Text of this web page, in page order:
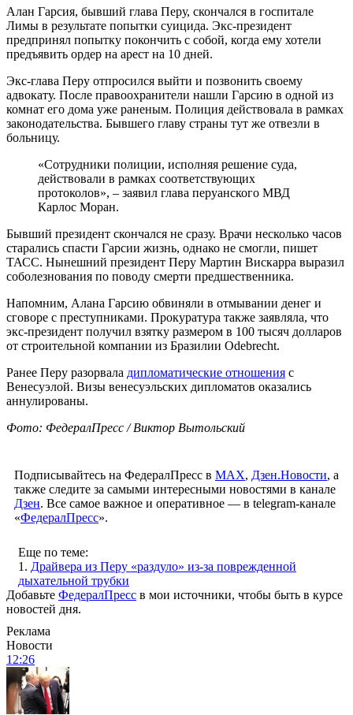
Алан Гарсия, бывший глава Перу, скончался в госпитале
Лимы в результате попытки суицида. Экс-президент
предпринял попытку покончить с собой, когда ему хотели
предъявить ордер на арест на 10 дней.
Экс-глава Перу отпросился выйти и позвонить своему
адвокату. После правоохранители нашли Гарсию в одной из
комнат его дома уже раненым. Полиция действовала в рамках
законодательства. Бывшего главу страны тут же отвезли в
больницу.
«Сотрудники полиции, исполняя решение суда,
действовали в рамках соответствующих
протоколов», – заявил глава перуанского МВД
Карлос Моран.
Бывший президент скончался не сразу. Врачи несколько часов
старались спасти Гарсии жизнь, однако не смогли, пишет
ТАСС. Нынешний президент Перу Мартин Вискарра выразил
соболезнования по поводу смерти предшественника.
Напомним, Алана Гарсию обвиняли в отмывании денег и
сговоре с преступниками. Прокуратура также заявляла, что
экс-президент получил взятку размером в 100 тысяч долларов
от строительной компании из Бразилии Odebrecht.
Ранее Перу разорвала дипломатические отношения с
Венесуэлой. Визы венесуэльских дипломатов оказались
аннулированы.
Фото: ФедералПресс / Виктор Вытольский
Подписывайтесь на ФедералПресс в МАХ, Дзен.Новости, а
также следите за самыми интересными новостями в канале
Дзен. Все самое важное и оперативное — в telegram-канале
«ФедералПресс».
Еще по теме:
1. Драйвера из Перу «раздуло» из-за поврежденной
дыхательной трубки
Добавьте ФедералПресс в мои источники, чтобы быть в курсе
новостей дня.
Реклама
Новости
12:26